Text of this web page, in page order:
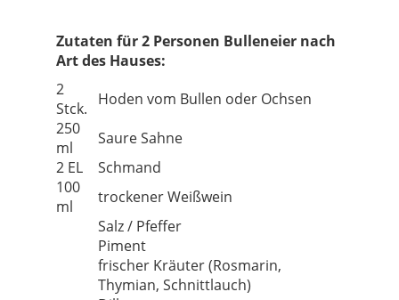
Zutaten für 2 Personen Bulleneier nach
Art des Hauses:
2
Stck. Hoden vom Bullen oder Ochsen
250
ml
Saure Sahne
2 EL
Schmand
100
ml
trockener Weißwein
Salz / Pfeffer
Piment
frischer Kräuter (Rosmarin,
Thymian, Schnittlauch)